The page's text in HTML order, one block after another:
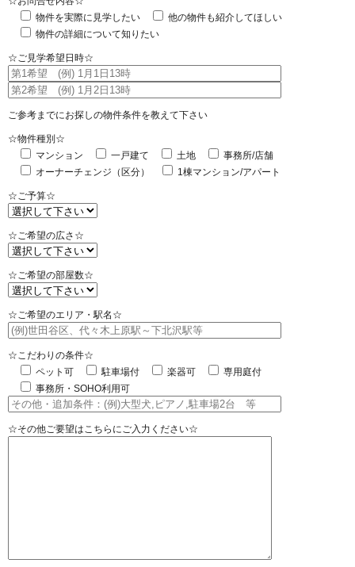
物件を実際に見学したい
他の物件も紹介してほしい
物件の詳細について知りたい
☆ご見学希望日時☆
ご参考までにお探しの物件条件を教えて下さい
☆物件種別☆
マンション
一戸建て 土地
事務所/店舗
オーナーチェンジ（区分）
1棟マンション/アパート
☆ご予算☆
☆ご希望の広さ☆
☆ご希望の部屋数☆
☆ご希望のエリア・駅名☆
☆こだわりの条件☆
ペット可
駐車場付 楽器可
専用庭付
事務所・SOHO利用可
☆その他ご要望はこちらにご入力ください☆